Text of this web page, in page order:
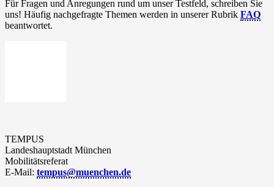
Für Fra­gen und Anre­gun­gen rund um unser Test­feld, schrei­ben Sie
uns! Häu­fig nach­ge­frag­te The­men wer­den in unse­rer Rubrik FAQ
beantwortet.
TEMPUS
Lan­des­haupt­stadt München
Mobilitätsreferat
E‑Mail: tempus@muenchen.de